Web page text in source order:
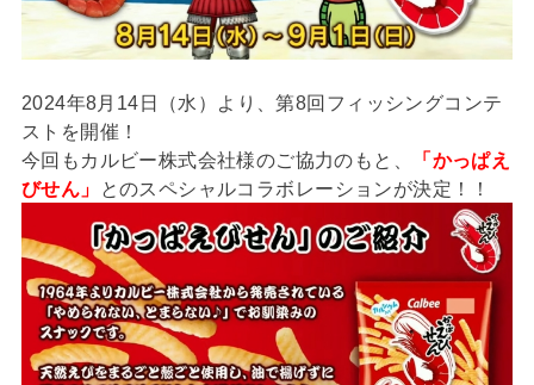
2024年8月14日（水）より、第8回フィッシングコンテ
ストを開催！
今回もカルビー株式会社様のご協力のもと、
「かっぱえ
びせん」
とのスペシャルコラボレーションが決定！！